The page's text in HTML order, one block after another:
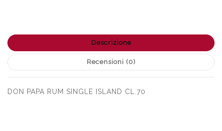
Descrizione
Recensioni (0)
DON PAPA RUM SINGLE ISLAND CL.70